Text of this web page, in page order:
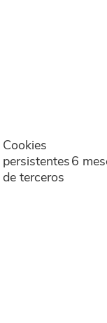
Cookies
persistentes
de terceros
6